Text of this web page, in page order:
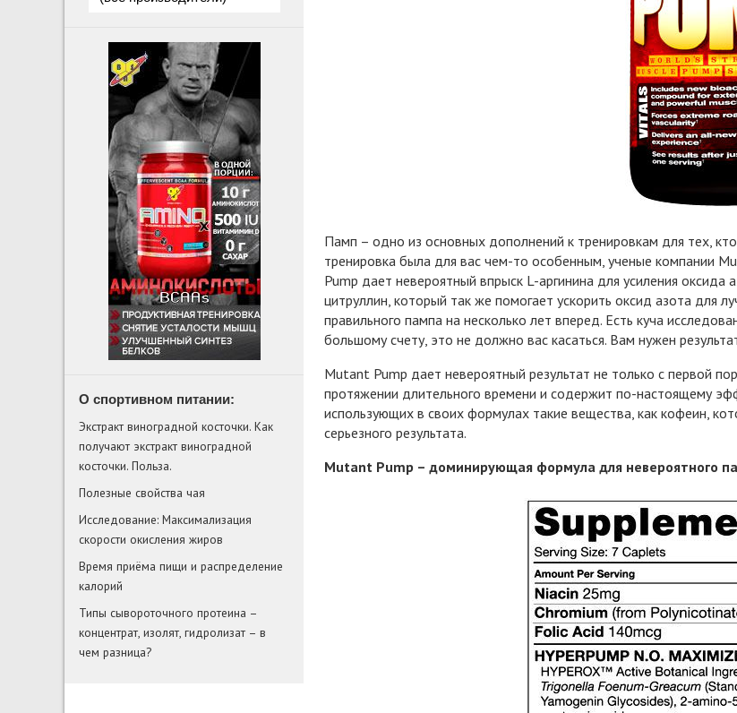
Памп – одно из основных дополнений к тренировкам для тех,
тренировка была для вас чем-то особенным, ученые компании
Pump дает невероятный впрыск L-аргинина для усиления
цитруллин, который так же помогает ускорить оксид азота для
правильного пампа на несколько лет вперед. Есть куча
большому счету, это не должно вас касаться. Вам нужен
Mutant Pump дает невероятный результат не только с первой
протяжении длительного времени и содержит по-настоящему
использующих в своих формулах такие вещества, как кофеин,
серьезного результата.
Mutant Pump – доминирующая формула для невероятного
О спортивном питании:
Экстракт виноградной косточки. Как
получают экстракт виноградной
косточки. Польза.
Полезные свойства чая
Исследование: Максимализация
скорости окисления жиров
Время приёма пищи и распределение
калорий
Типы сывороточного протеина –
концентрат, изолят, гидролизат – в
чем разница?